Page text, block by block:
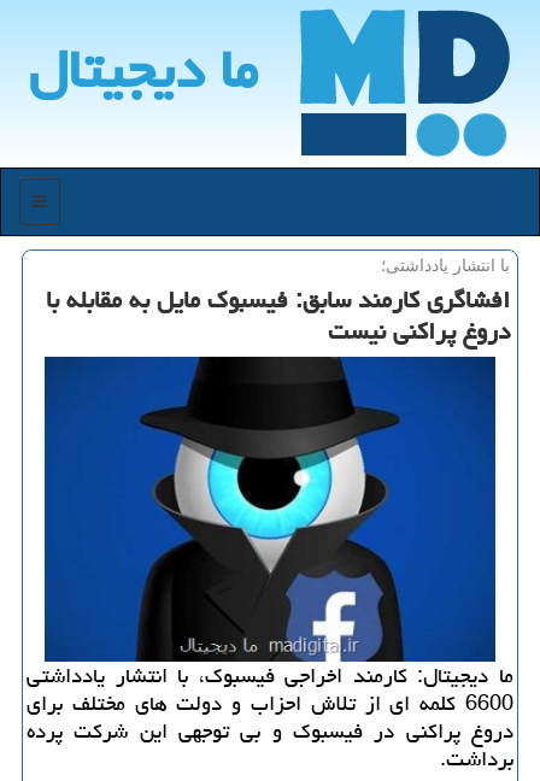
ما دیجیتال
منو
با انتشار یادداشتی؛
افشاگری كارمند سابق: فیسبوك مایل به مقابله با
دروغ پراكنی نیست
ما دیجیتال: كارمند اخراجی فیسبوك، با انتشار یادداشتی
6600 كلمه ای از تلاش احزاب و دولت های مختلف برای
دروغ پراكنی در فیسبوك و بی توجهی این شركت پرده
برداشت.